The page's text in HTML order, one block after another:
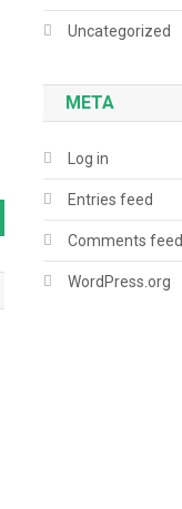
Uncategorized
META
Log in
Entries feed
Comments feed
WordPress.org